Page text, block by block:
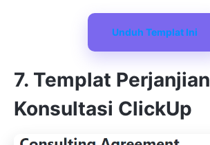
Unduh Templat Ini
7. Templat Perjanjian
Konsultasi ClickUp